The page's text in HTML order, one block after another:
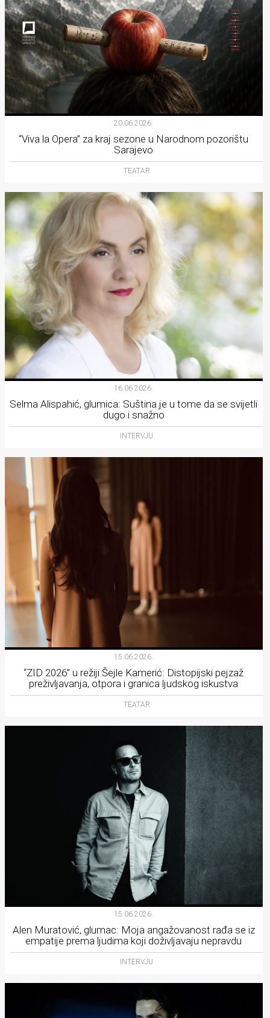
20.06.2026.
“Viva la Opera” za kraj sezone u Narodnom pozorištu
Sarajevo
TEATAR
16.06.2026.
Selma Alispahić, glumica: Suština je u tome da se svijetli
dugo i snažno
INTERVJU
15.06.2026.
“ZID 2026” u režiji Šejle Kamerić: Distopijski pejzaž
preživljavanja, otpora i granica ljudskog iskustva
TEATAR
15.06.2026.
Alen Muratović, glumac: Moja angažovanost rađa se iz
empatije prema ljudima koji doživljavaju nepravdu
INTERVJU